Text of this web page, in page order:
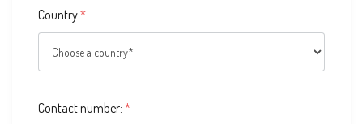
Country*
Contact number: *